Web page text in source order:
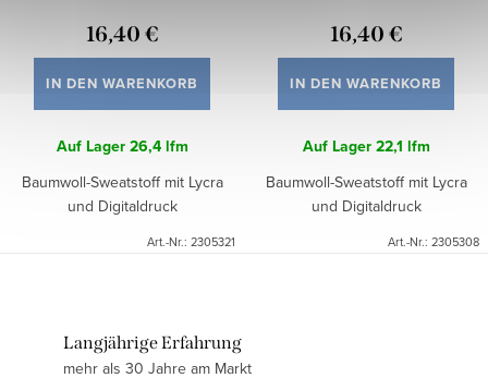
16,40 €
IN DEN WARENKORB
Auf Lager 26,4 lfm
Baumwoll-Sweatstoff mit Lycra
und Digitaldruck
Art.-Nr.: 2305321
16,40 €
IN DEN WARENKORB
Auf Lager 22,1 lfm
Baumwoll-Sweatstoff mit Lycra
und Digitaldruck
Art.-Nr.: 2305308
Langjährige Erfahrung
mehr als 30 Jahre am Markt